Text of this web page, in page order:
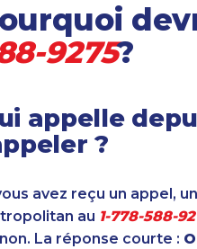
9275?
appelle
?
avez reçu un appel,
au 1-778-588-
La réponse courte :